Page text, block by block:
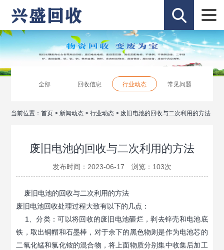
全部 回收信息 行业动态 常见问题
当前位置：首页 > 新闻动态 >行业动态 > 废旧电池的回收与二次利用的方法
废旧电池的回收与二次利用的方法
发布时间：2023-06-17 浏览： 103次
废旧电池的回收与二次利用的方法
废旧电池回收处理过程大致有以下的几点：
1、分类：可以将回收的废旧电池砸烂，剥去锌壳和电池底
铁，取出铜帽和石墨棒，对于余下的黑色物则是作为电池芯的
二氧化锰和氯化铵的混合物，将上面物质分别集中收集后加工